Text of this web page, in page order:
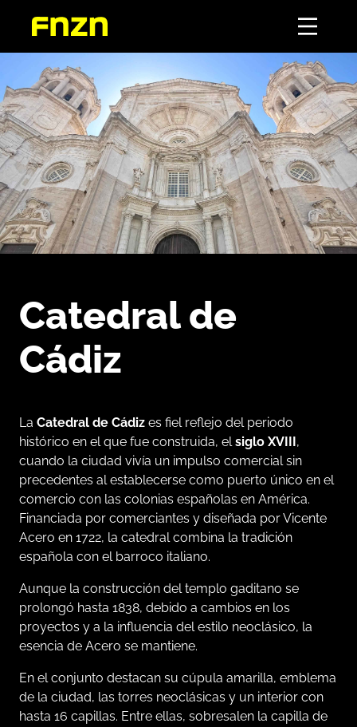
Catedral de
Cádiz
La Catedral de Cádiz es fiel reflejo del periodo
histórico en el que fue construida, elsiglo XVIII,
cuando la ciudad vivía un impulso comercial sin
precedentes al establecerse como puerto único en el
comercio con las colonias españolas en América.
Financiada por comerciantes y diseñada por Vicente
Acero en 1722, la catedral combina la tradición
española con el barroco italiano.
Aunque la construcción del templo gaditano se
prolongó hasta 1838, debido a cambios en los
proyectos y a la influencia del estilo neoclásico, la
esencia de Acero se mantiene.
En el conjunto destacan su cúpula amarilla, emblema
de la ciudad, las torres neoclásicas y un interior con
hasta 16 capillas. Entre ellas, sobresalen la capilla de